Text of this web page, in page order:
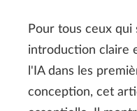
Pour tous ceux qui
introduction claire
l'IA dans les
conception, cet